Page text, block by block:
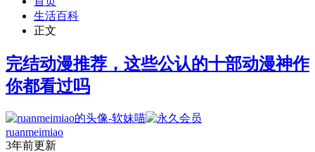
生活百科
正文
完结动漫推荐，这些公认的十部动漫神作
你都看过吗
ruanmeimiao
3年前更新